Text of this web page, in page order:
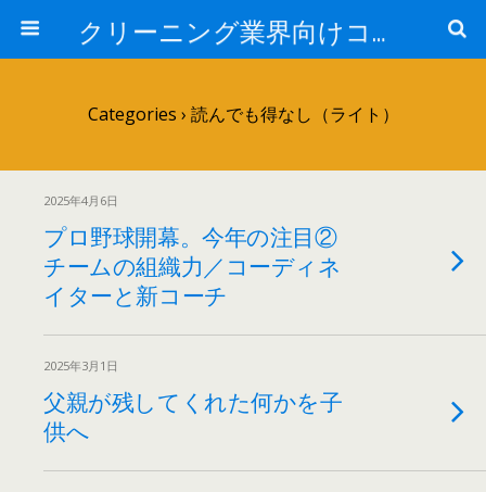
クリーニング業界向けコンサルタントブログ:日本売上アップ研究所-中西正人
Categories › 読んでも得なし（ライト）
2025年4月6日
プロ野球開幕。今年の注目②
チームの組織力／コーディネ
イターと新コーチ
2025年3月1日
父親が残してくれた何かを子
供へ